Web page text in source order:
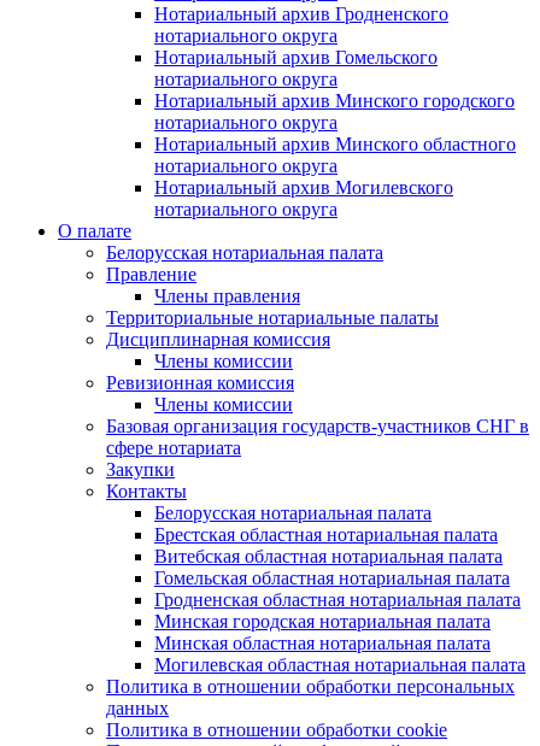
Нотариальный архив Гродненского
нотариального округа
Нотариальный архив Гомельского
нотариального округа
Нотариальный архив Минского городского
нотариального округа
Нотариальный архив Минского областного
нотариального округа
Нотариальный архив Могилевского
нотариального округа
О палате
Белорусская нотариальная палата
Правление
Члены правления
Территориальные нотариальные палаты
Дисциплинарная комиссия
Члены комиссии
Ревизионная комиссия
Члены комиссии
Базовая организация государств-участников СНГ в
сфере нотариата
Закупки
Контакты
Белорусская нотариальная палата
Брестская областная нотариальная палата
Витебская областная нотариальная палата
Гомельская областная нотариальная палата
Гродненская областная нотариальная палата
Минская городская нотариальная палата
Минская областная нотариальная палата
Могилевская областная нотариальная палата
Политика в отношении обработки персональных
данных
Политика в отношении обработки cookie